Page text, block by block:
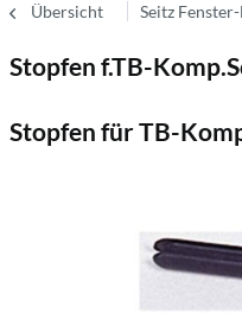
Übersicht Seitz
Stopfen f.TB-
Stopfen für TB-